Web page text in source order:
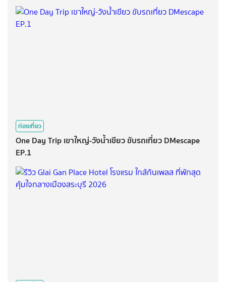
ท่องเที่ยว
One Day Trip เขาใหญ่-วังน้ำเขียว ขับรถเที่ยว DMescape
EP.1